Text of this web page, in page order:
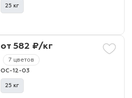
25 кг
7 цветов
от 582 ₽/кг
ОС-12-03
25 кг